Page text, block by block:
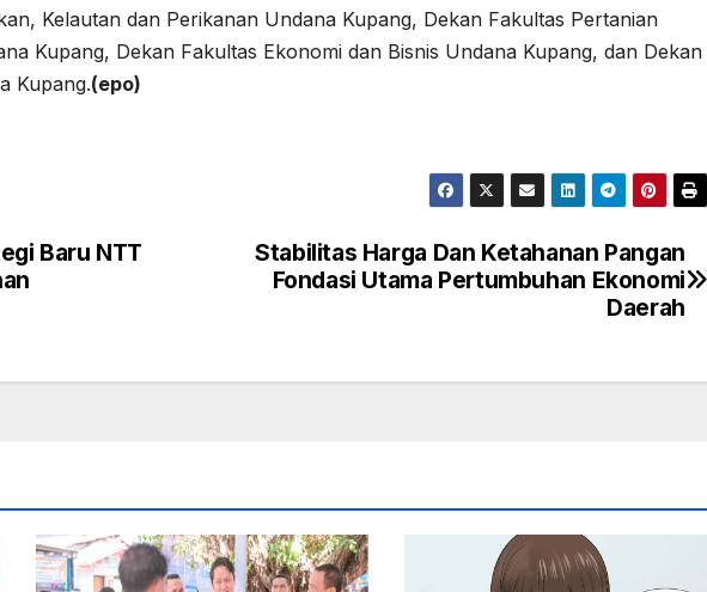
Kelautan dan Perikanan Undana Kupang, Dekan Fakultas Pertanian
Kupang, Dekan Fakultas Ekonomi dan Bisnis Undana Kupang, dan Dekan
Kupang.(epo)
Stabilitas Harga Dan Ketahanan Pangan
Fondasi Utama Pertumbuhan Ekonomi
Daerah
Baru NTT